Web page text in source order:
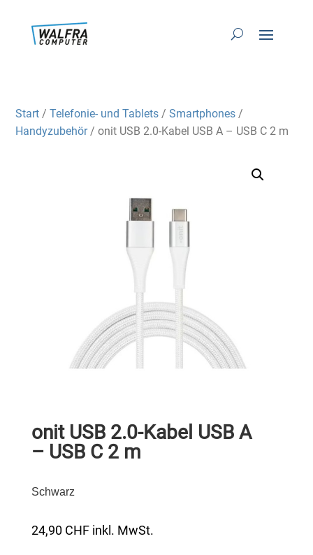
Start /Telefonie- und Tablets /Smartphones /
Handyzubehör/ onit USB 2.0-Kabel USB A – USB C 2 m
onit USB 2.0-Kabel USB A
– USB C 2 m
Schwarz
24,90 CHF inkl. MwSt.